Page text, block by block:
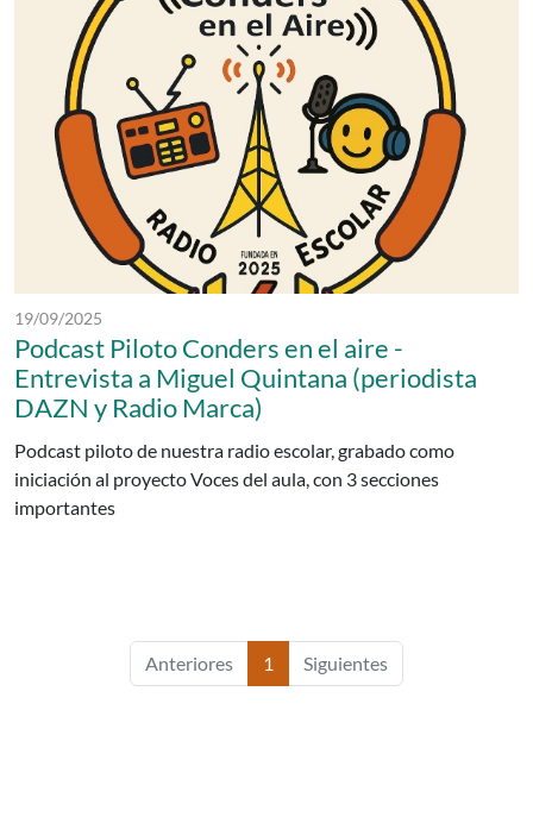
Fecha de publicación:
19/09/2025
Podcast Piloto Conders en el aire -
Entrevista a Miguel Quintana (periodista
DAZN y Radio Marca)
Podcast piloto de nuestra radio escolar, grabado como
iniciación al proyecto Voces del aula, con 3 secciones
importantes
Anteriores 1 Siguientes